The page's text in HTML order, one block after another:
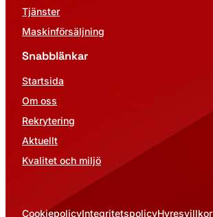
Tjänster
Maskinförsäljning
Snabblänkar
Startsida
Om oss
Rekrytering
Aktuellt
Kvalitet och miljö
CookiepolicyIntegritetspolicyHyresvillkor